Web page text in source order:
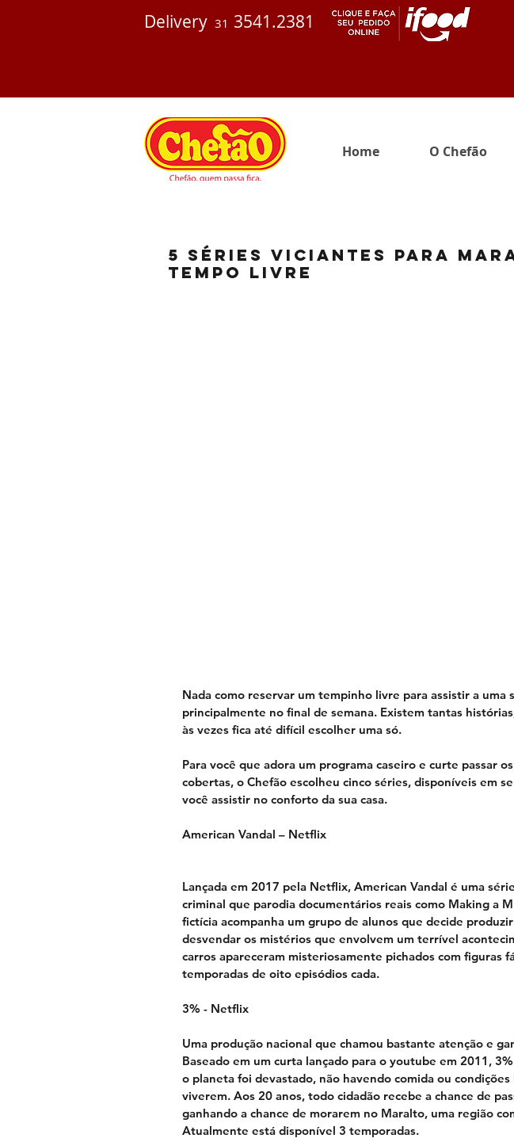
Delivery 31 3541.2381
Home O Chefão
5 séries viciantes para
tempo livre
Nada como reservar um tempinho livre para assistir a uma
principalmente no final de semana. Existem tantas
às vezes fica até difícil escolher uma só.
Para você que adora um programa caseiro e curte passar
cobertas, o Chefão escolheu cinco séries, disponíveis em
você assistir no conforto da sua casa.
American Vandal – Netflix
Lançada em 2017 pela Netflix, American Vandal é uma
criminal que parodia documentários reais como Making a
fictícia acompanha um grupo de alunos que decide
desvendar os mistérios que envolvem um terrível
carros apareceram misteriosamente pichados com figuras
temporadas de oito episódios cada.
3% - Netflix
Uma produção nacional que chamou bastante atenção e
Baseado em um curta lançado para o youtube em 2011,
o planeta foi devastado, não havendo comida ou condições
viverem. Aos 20 anos, todo cidadão recebe a chance de
ganhando a chance de morarem no Maralto, uma região
Atualmente está disponível 3 temporadas.